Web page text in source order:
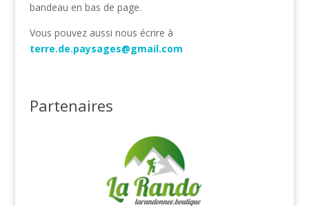
bandeau en bas de page.
Vous pouvez aussi nous écrire à
terre.de.paysages@gmail.com
Partenaires